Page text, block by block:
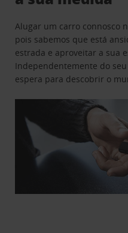
Alugar um carro connosco
pois sabemos que está
estrada e aproveitar a sua
Independentemente do
espera para descobrir o